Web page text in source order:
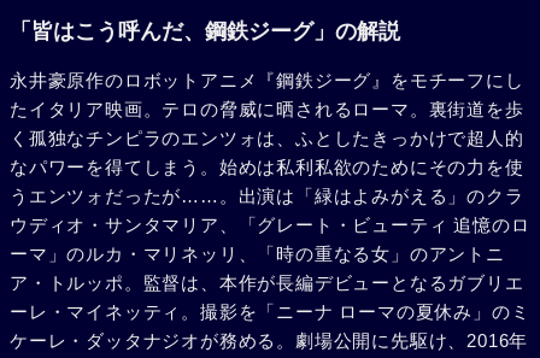
「皆はこう呼んだ、鋼鉄ジーグ」の解説
永井豪原作のロボットアニメ『鋼鉄ジーグ』をモチーフにし
たイタリア映画。テロの脅威に晒されるローマ。裏街道を歩
く孤独なチンピラのエンツォは、ふとしたきっかけで超人的
なパワーを得てしまう。始めは私利私欲のためにその力を使
うエンツォだったが……。出演は「緑はよみがえる」のクラ
ウディオ・サンタマリア、「グレート・ビューティ 追憶のロ
ーマ」のルカ・マリネッリ、「時の重なる女」のアントニ
ア・トルッポ。監督は、本作が長編デビューとなるガブリエ
ーレ・マイネッティ。撮影を「ニーナ ローマの夏休み」のミ
ケーレ・ダッタナジオが務める。劇場公開に先駆け、2016年